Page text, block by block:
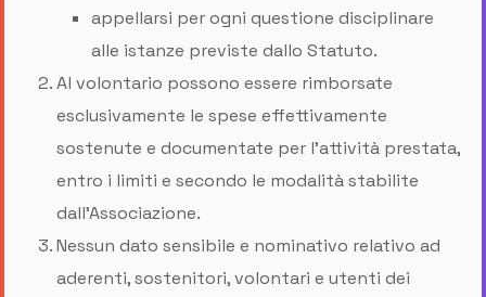
appellarsi per ogni questione disciplinare
alle istanze previste dallo Statuto.
Al volontario possono essere rimborsate
esclusivamente le spese effettivamente
sostenute e documentate per l’attività prestata,
entro i limiti e secondo le modalità stabilite
dall’Associazione.
Nessun dato sensibile e nominativo relativo ad
aderenti, sostenitori, volontari e utenti dei